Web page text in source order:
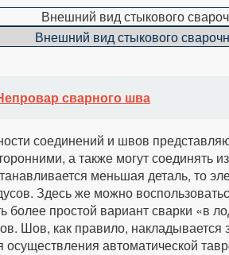
Внешний вид стыкового
сварного шва
соединений и швов
а также могут соединять
меньшая деталь, то
Здесь же можно
более простой вариант сварки «в
Шов, как правило, накладывается
осуществления автоматической